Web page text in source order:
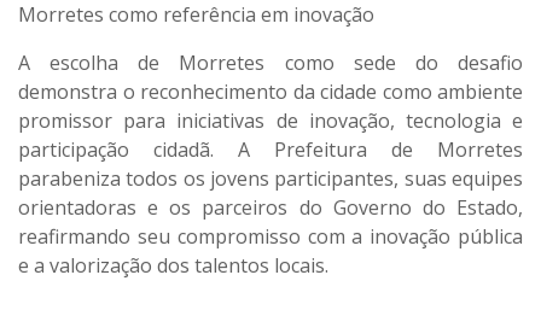
Morretes como referência em inovação
A escolha de Morretes como sede do desafio
demonstra o reconhecimento da cidade como ambiente
promissor para iniciativas de inovação, tecnologia e
participação cidadã. A Prefeitura de Morretes
parabeniza todos os jovens participantes, suas equipes
orientadoras e os parceiros do Governo do Estado,
reafirmando seu compromisso com a inovação pública
e a valorização dos talentos locais.